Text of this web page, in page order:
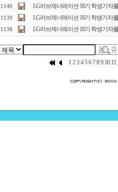
1140 LG러브제너레이션 18기 학생기자
1139 LG러브제너레이션 18기 학생기자
1138 LG러브제너레이션 18기 학생기자
1 2 3 4 5 6 7 8 9 10 11